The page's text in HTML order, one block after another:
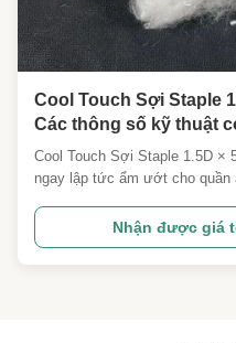
Cool Touch Sợi Staple
Các thông số kỹ thuật
chỉnh làm mát ngay lập
Sợi cho quần áo & đồ
Cool Touch Sợi Staple 1.5D ×
ngay lập tức ẩm ướt cho quần
loại sợi dệt có chức năng làm
triển với công nghệ làm mát
tiên tiến.ẩm bốc, độ thấm
Nhận được giá